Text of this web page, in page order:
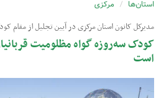
استان‌ها مرکزی
مدیرکل کانون استان مرکزی در آیین تجلیل از
کودک سه‌روزه گواه مظلومیت
است